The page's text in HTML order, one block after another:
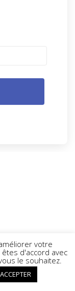
votre
d'accord avec
le souhaitez.
ACCEPTER